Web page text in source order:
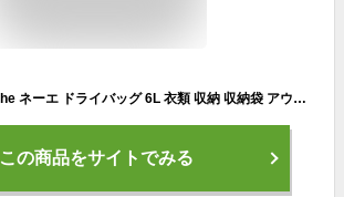
防水バッグ 軽量 nahe ネーエ ドライバッグ 6L 衣類 収納 収納袋 アウトドア ジム サウナ 中国 ナイロン 旅行 キャンプ 釣り 登山 スタッフバッグ 靴 スリッパ コンパクト 4色 おしゃれ 耐久性 はっ水加工 プール 海水浴 普段使い
この商品をサイトでみる